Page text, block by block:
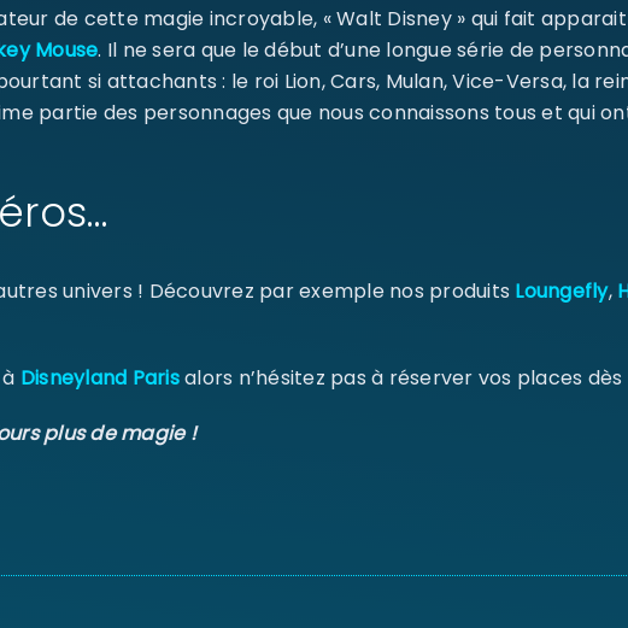
SE CONNECTER
MOT DE PASSE PERDU ?
de cette magie incroyable, « Walt Disney » qui fait
Mouse. Il ne sera que le début d’une longue série de
si attachants : le roi Lion, Cars, Mulan, Vice-Versa, la
partie des personnages que nous connaissons tous et qui
univers ! Découvrez par exemple nos produits Loungefly,
Disneyland Parisalors n’hésitez pas à réserver vos places
plus de magie !